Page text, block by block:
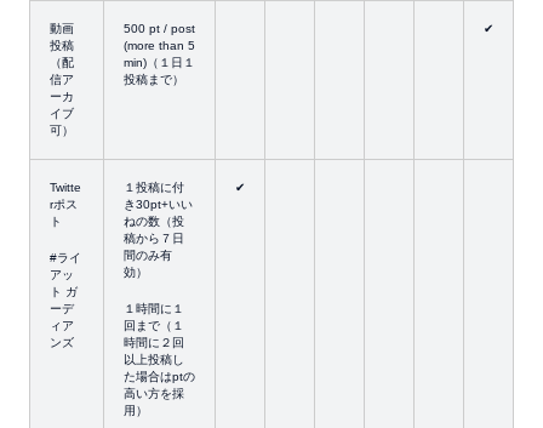
動画
投稿
（配
信ア
ーカ
イブ
可）
500 pt / post
(more than 5
min)（１日１
投稿まで）
✔
Twitte
rポス
ト
#ライ
アッ
ト ガ
ーデ
ィア
ンズ
１投稿に付
き30pt+いい
ねの数（投
稿から７日
間のみ有
効）
１時間に１
回まで（１
時間に２回
以上投稿し
た場合はptの
高い方を採
用）
✔